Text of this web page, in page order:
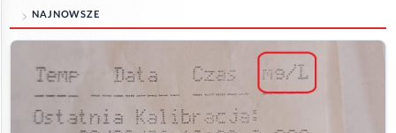
NAJNOWSZE